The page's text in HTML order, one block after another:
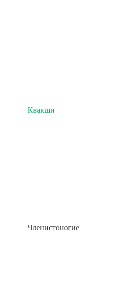
Квакши
Членистоногие